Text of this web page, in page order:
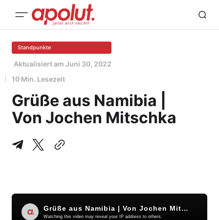
Standpunkte
Aktualisiert am Juni 30, 2022
10 Min. Lesezeit
Grüße aus Namibia |
Von Jochen Mitschka